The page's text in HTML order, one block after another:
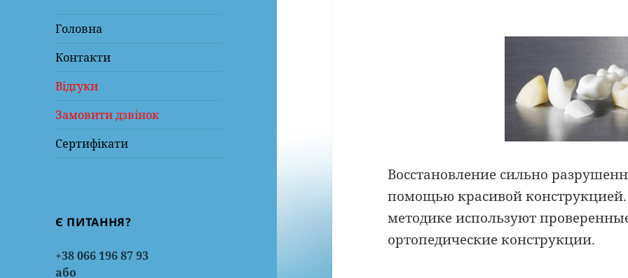
Головна
Контакти
Відгуки
Замовити дзвінок
Сертифікати
Є ПИТАННЯ?
+38 066 196 87 93
або
Восстановление сильно
помощью красивой конструкцией.
методике используют
ортопедические конструкции.